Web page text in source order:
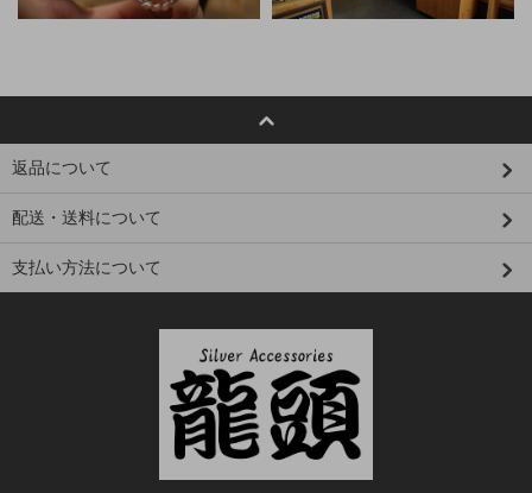
返品について
配送・送料について
支払い方法について